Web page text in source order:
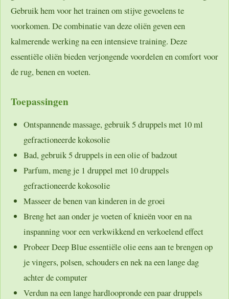
Gebruik hem voor het trainen om stijve gevoelens te
voorkomen. De combinatie van deze oliën geven een
kalmerende werking na een intensieve training. Deze
essentiële oliën bieden verjongende voordelen en comfort voor
de rug, benen en voeten.
Toepassingen
Ontspannende massage, gebruik 5 druppels met 10 ml
gefractioneerde kokosolie
Bad, gebruik 5 druppels in een olie of badzout
Parfum, meng je 1 druppel met 10 druppels
gefractioneerde kokosolie
Masseer de benen van kinderen in de groei
Breng het aan onder je voeten of knieën voor en na
inspanning voor een verkwikkend en verkoelend effect
Probeer Deep Blue essentiële olie eens aan te brengen op
je vingers, polsen, schouders en nek na een lange dag
achter de computer
Verdun na een lange hardloopronde een paar druppels